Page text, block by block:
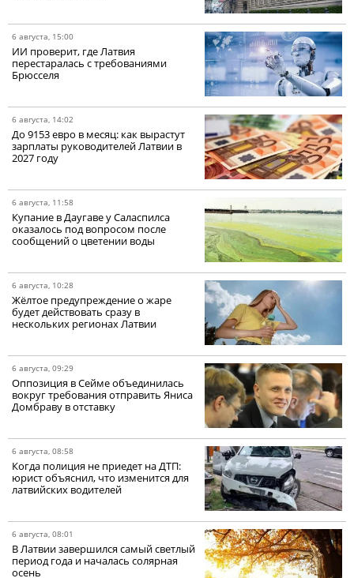
6 августа, 15:00
ИИ проверит, где Латвия
перестаралась с требованиями
Брюсселя
6 августа, 14:02
До 9153 евро в месяц: как вырастут
зарплаты руководителей Латвии в
2027 году
6 августа, 11:58
Купание в Даугаве у Саласпилса
оказалось под вопросом после
сообщений о цветении воды
6 августа, 10:28
Жёлтое предупреждение о жаре
будет действовать сразу в
нескольких регионах Латвии
6 августа, 09:29
Оппозиция в Сейме объединилась
вокруг требования отправить Яниса
Домбраву в отставку
6 августа, 08:58
Когда полиция не приедет на ДТП:
юрист объяснил, что изменится для
латвийских водителей
6 августа, 08:01
В Латвии завершился самый светлый
период года и началась солярная
осень